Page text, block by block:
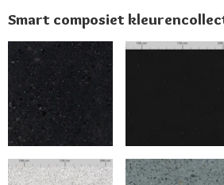
Smart composiet